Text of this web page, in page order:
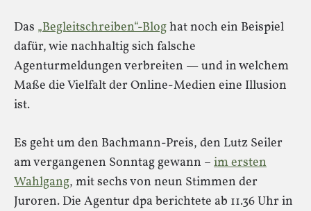
Das „Begleitschreiben“-Bloghat noch ein Beispiel
dafür, wie nachhaltig sich falsche
Agenturmeldungen verbreiten — und in welchem
Maße die Vielfalt der Online-Medien eine Illusion
ist.
Es geht um den Bachmann-Preis, den Lutz Seiler
am vergangenen Sonntag gewann – im ersten
Wahlgang, mit sechs von neun Stimmen der
Juroren. Die Agentur dpa berichtete ab 11.36 Uhr in